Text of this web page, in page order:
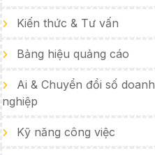
Kiến thức & Tư vấn
Bảng hiệu quảng cáo
Ai & Chuyển đổi số doanh
nghiệp
Kỹ năng công việc